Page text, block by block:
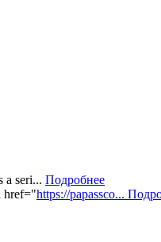
a seri... Подробнее
href="https://papassco...